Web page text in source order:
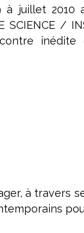
juillet 2010
/
à travers